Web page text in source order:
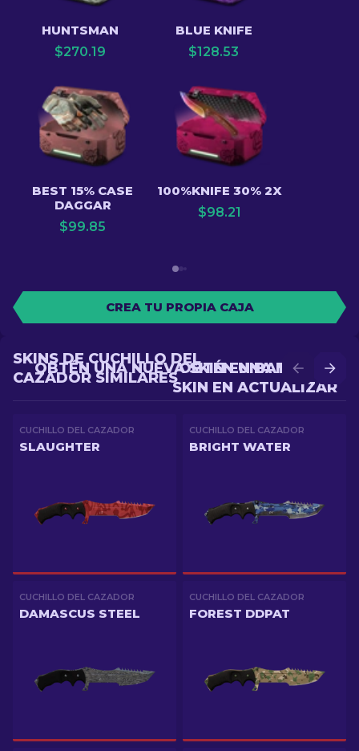
HUNTSMAN
$270.19
BLUE KNIFE
$128.53
BEST 15% CASE
DAGGAR
$99.85
100%KNIFE 30% 2X
$98.21
CREA TU PROPIA CAJA
OBTÉN UNA MEJOR
SKIN EN ACTUALIZAR
OBTÉN UNA NUEVA SKIN EN BATALLA
SKINS DE CUCHILLO DEL
CAZADOR SIMILARES
CUCHILLO DEL CAZADOR
SLAUGHTER
CUCHILLO DEL CAZADOR
BRIGHT WATER
CUCHILLO DEL CAZADOR
DAMASCUS STEEL
CUCHILLO DEL CAZADOR
FOREST DDPAT